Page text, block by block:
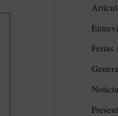
p
o
r
:
Ferias